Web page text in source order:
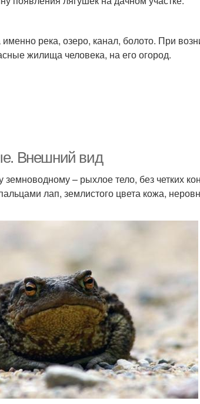
река, озеро, канал, болото. При
жилища человека, на его огород.
Внешний вид
– рыхлое тело, без четких
лап, землистого цвета кожа,